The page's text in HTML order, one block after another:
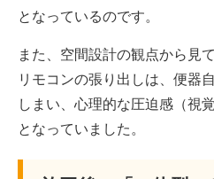
となっているのです。
また、空間設計の観点から見
リモコンの張り出しは、便器
しまい、心理的な圧迫感（視
となっていました。